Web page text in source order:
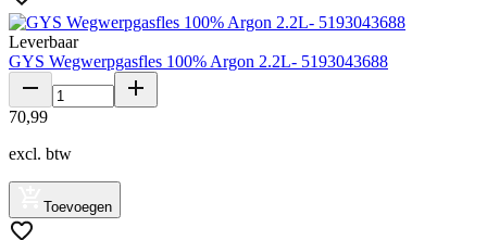
Leverbaar
GYS Wegwerpgasfles 100% Argon 2.2L- 5193043688
70,99
excl. btw
Toevoegen